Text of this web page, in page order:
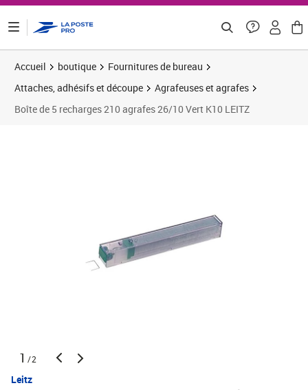
Accueil boutique
Fournitures de bureau
Attaches, adhésifs et découpe
Agrafeuses et agrafes
Boîte de 5 recharges 210 agrafes 26/10 Vert K10 LEITZ
1 /2
Leitz